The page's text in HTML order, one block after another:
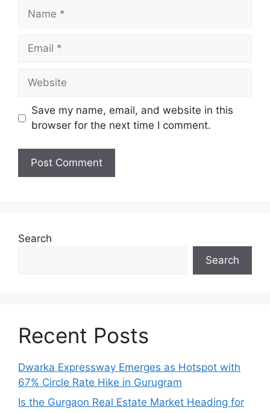
Name
Email
Website
Save my name, email, and website in this
browser for the next time I comment.
Search
Search
Recent Posts
Dwarka Expressway Emerges as Hotspot with
67% Circle Rate Hike in Gurugram
Is the Gurgaon Real Estate Market Heading for